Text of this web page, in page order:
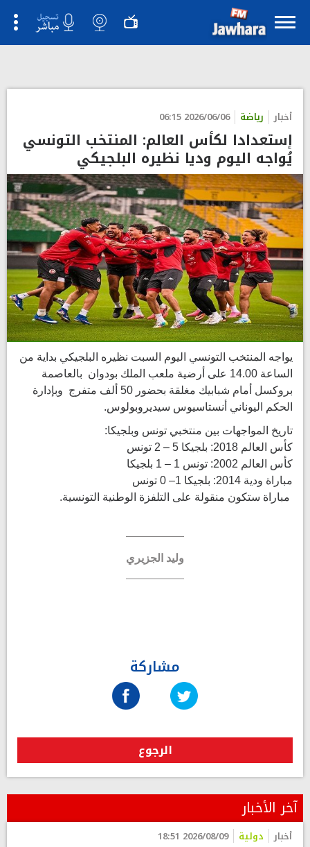
أخبار رياضة 2026/06/06 06:15
إستعدادا لكأس العالم: المنتخب التونسي
يُواجه اليوم وديا نظيره البلجيكي
يواجه المنتخب التونسي اليوم السبت نظيره البلجيكي بداية من
الساعة 14.00 على أرضية ملعب الملك بودوان بالعاصمة
بروكسل أمام شبابيك مغلقة بحضور 50 ألف متفرج وبإدارة
الحكم اليوناني أنستاسيوس سيديروبولوس.
تاريخ المواجهات بين منتخبي تونس وبلجيكا:
كأس العالم 2018: بلجيكا 5 – 2 تونس
كأس العالم 2002: تونس 1 – 1 بلجيكا
مباراة ودية 2014: بلجيكا 1– 0 تونس
مباراة ستكون منقولة على التلفزة الوطنية التونسية.
وليد الجزيري
مشاركة
الرجوع
آخر الأخبار
أخبار دولية 2026/08/09 18:51